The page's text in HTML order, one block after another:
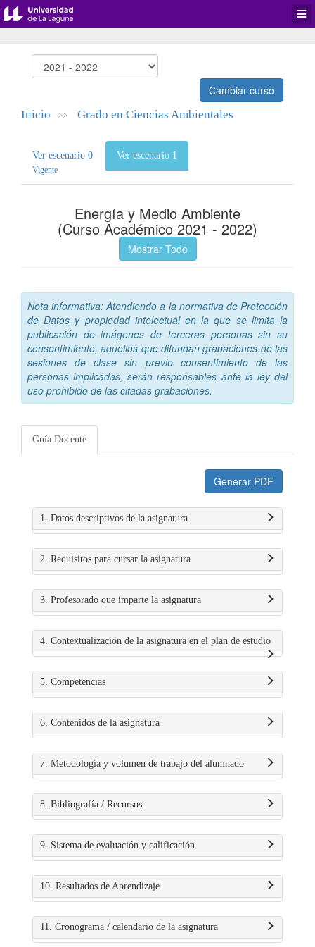
Cambiar curso
Inicio >> Grado en Ciencias Ambientales
Ver escenario 0
Vigente
Ver escenario 1
Energía y Medio Ambiente
(Curso Académico 2021 - 2022)
Mostrar Todo
Nota informativa: Atendiendo a la normativa de Protección
de Datos y propiedad intelectual en la que se limita la
publicación de imágenes de terceras personas sin su
consentimiento, aquellos que difundan grabaciones de las
sesiones de clase sin previo consentimiento de las
personas implicadas, serán responsables ante la ley del
uso prohibido de las citadas grabaciones.
Guía Docente
Generar PDF
1. Datos descriptivos de la asignatura
2. Requisitos para cursar la asignatura
3. Profesorado que imparte la asignatura
4. Contextualización de la asignatura en el plan de estudio
5. Competencias
6. Contenidos de la asignatura
7. Metodología y volumen de trabajo del alumnado
8. Bibliografía / Recursos
9. Sistema de evaluación y calificación
10. Resultados de Aprendizaje
11. Cronograma / calendario de la asignatura